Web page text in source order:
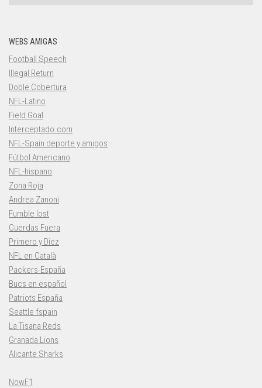
WEBS AMIGAS
Football Speech
Illegal Return
Doble Cobertura
NFL-Latino
Field Goal
Interceptado.com
NFL-Spain deporte y amigos
Fútbol Americano
NFL-hispano
Zona Roja
Andrea Zanoni
Fumble lost
Cuerdas Fuera
Primero y Diez
NFL en Català
Packers-España
Bucs en español
Patriots España
Seattle fspain
La Tisana Reds
Granada Lions
Alicante Sharks
NowF1